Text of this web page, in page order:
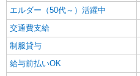
エルダー（50代～）活躍中
交通費支給
制服貸与
給与前払いOK